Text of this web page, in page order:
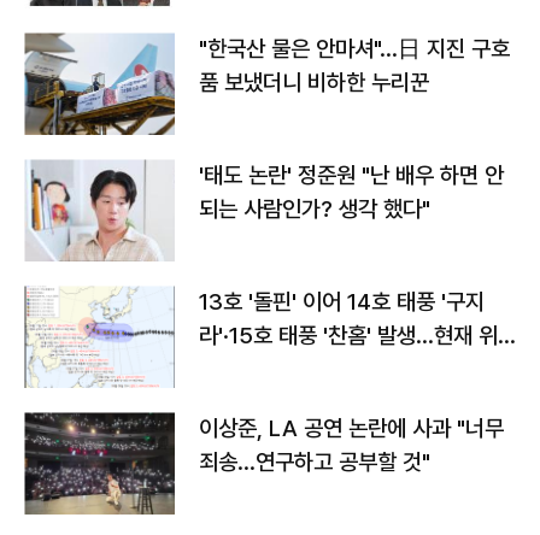
"한국산 물은 안마셔"…日 지진 구호
품 보냈더니 비하한 누리꾼
'태도 논란' 정준원 "난 배우 하면 안
되는 사람인가? 생각 했다"
13호 '돌핀' 이어 14호 태풍 '구지
라'·15호 태풍 '찬홈' 발생…현재 위
이상준, LA 공연 논란에 사과 "너무
죄송…연구하고 공부할 것"